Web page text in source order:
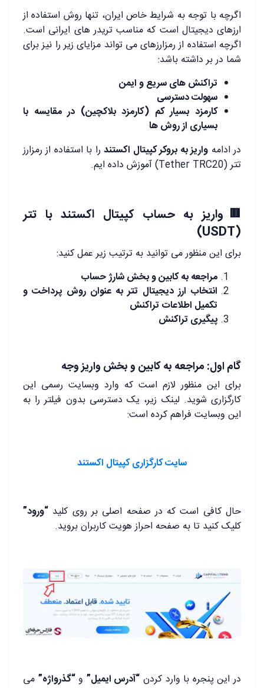
اگرچه با توجه به شرایط خاص ایران، تنها روش استفاده از
ارزهای دیجیتال است که مناسب تریدر های ایرانی است.
اگرچه استفاده از رمزارزهای می تواند مزایای زیر را نیز برای
شما در بر داشته باشد:
تراکنش های سریع و ایمن
سهولت دسترسی
کارمزد بسیار کم (کارمزد بلاکچین) در مقایسه با
بسیاری از روش ها
در ادامه واریز به بروکر کپیتال اکستندرا با استفاده از رمزارز
تتر (Tether TRC20) آموزش داده ایم.
🟥واریز به حساب کپیتال اکستند با تتر
(USDT)
برای این منظور می توانید به ترتیب زیر عمل کنید:
مراجعه به کابین و بخش شارژ حساب
انتخاب ارز دیجیتال تتر به عنوان روش پرداخت و
تکمیل اطلاعات تراکنش
پیگیری تراکنش
گام اول: مراجعه به کابین و بخش واریز وجه
برای این منظور لازم است که وارد وبسایت رسمی این
کارگزاری شوید. لینک زیر، یک دسترسی بدون فیلتر را به
این وبسایت فراهم کرده است:
سایت کارگزاری کپیتال اکستند
حال کافی است که در صفحه اصلی بر روی کلید “ورود”
کلیک کنید تا به صفحه احراز هویت کاربران بروید.
در این پنجره با وارد کردن “آدرس ایمیل” و“گذرواژه” می